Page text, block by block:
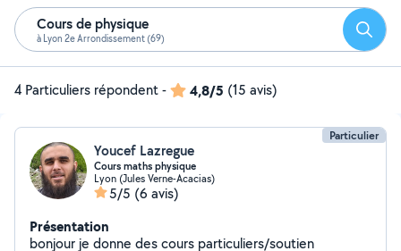
Cours de physique
à Lyon 2e Arrondissement (69)
4 Particuliers répondent- 4,8/5 (15 avis)
Particulier
Youcef Lazregue
Cours maths physique
Lyon (Jules Verne-Acacias)
5/5 (6 avis)
Présentation
bonjour je donne des cours particuliers/soutien